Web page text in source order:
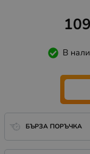
В
БЪРЗА ПОРЪЧКА